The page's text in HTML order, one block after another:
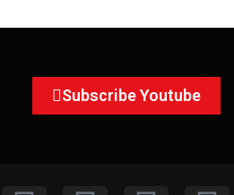
Subscribe Youtube